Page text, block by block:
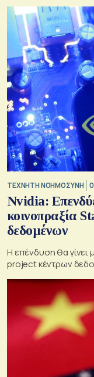
TΕΧΝΗΤΗ ΝΟΗΜΟΣΥΝΗ
Nvidia:
κοινοπραξία
δεδομένων
Η επένδυση θα γίνει
project κέντρων